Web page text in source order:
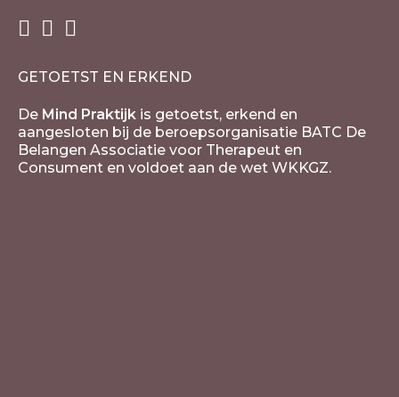
GETOETST EN ERKEND
De Mind Praktijk is getoetst, erkend en
aangesloten bij de beroepsorganisatie BATC De
Belangen Associatie voor Therapeut en
Consument en voldoet aan de wet WKKGZ.